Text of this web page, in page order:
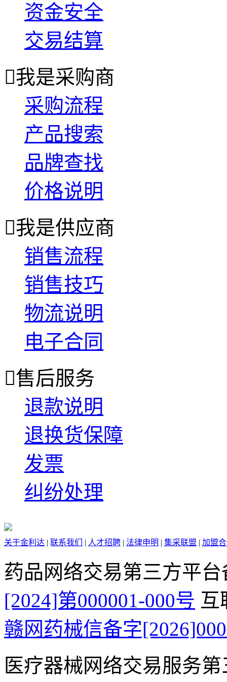
资金安全
交易结算
我是采购商
采购流程
产品搜索
品牌查找
价格说明
我是供应商
销售流程
销售技巧
物流说明
电子合同
售后服务
退款说明
退换货保障
发票
纠纷处理
关于金利达 | 联系我们 | 人才招聘 | 法律申明 | 集采联盟 | 加盟
药品网络交易第三方平
[2024]第000001-000号 互
赣网药械信备字
医疗器械网络交易服务